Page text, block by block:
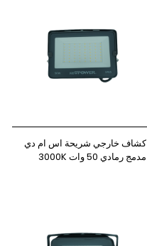
كشاف خارجي شريحة اس ام دي
مدمج رمادي 50 وات 3000K